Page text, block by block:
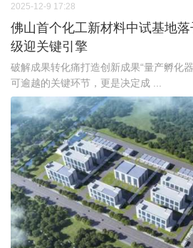
2025-12-9 17:28
佛山首个化工新材料中试基地
级迎关键引擎
破解成果转化痛打造创新成果“量产孵化
可逾越的关键环节，更是决定成 ...